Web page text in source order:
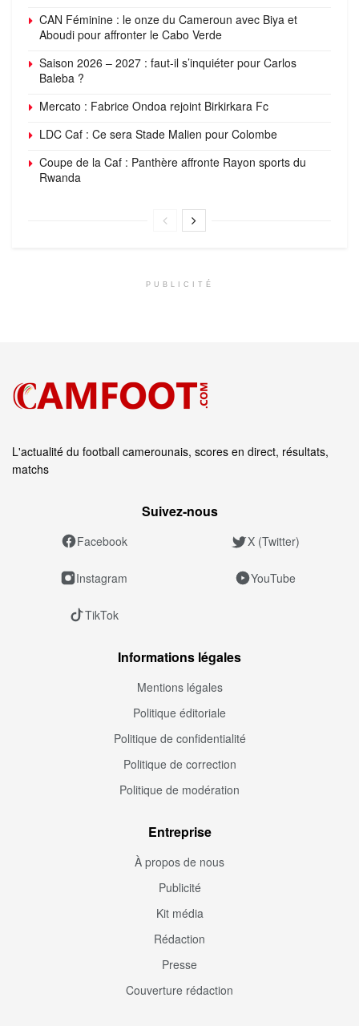
CAN Féminine : le onze du Cameroun avec Biya et
Aboudi pour affronter le Cabo Verde
Saison 2026 – 2027 : faut-il s’inquiéter pour Carlos
Baleba ?
Mercato : Fabrice Ondoa rejoint Birkirkara Fc
LDC Caf : Ce sera Stade Malien pour Colombe
Coupe de la Caf : Panthère affronte Rayon sports du
Rwanda
PUBLICITÉ
L'actualité du football camerounais, scores en direct, résultats,
matchs
Suivez‑nous
Facebook X (Twitter)
Instagram YouTube
TikTok
Informations légales
Mentions légales
Politique éditoriale
Politique de confidentialité
Politique de correction
Politique de modération
Entreprise
À propos de nous
Publicité
Kit média
Rédaction
Presse
Couverture rédaction